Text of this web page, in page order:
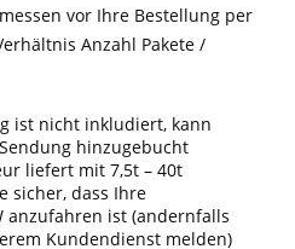
vor Ihre Bestellung per
Anzahl Pakete /
ist nicht inkludiert, kann
hinzugebucht
liefert mit 7,5t – 40t
sicher, dass Ihre
anzufahren ist (andernfalls
Kundendienst melden)